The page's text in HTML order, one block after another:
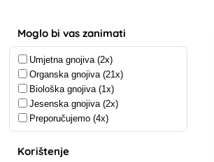
Moglo bi vas zanimati
Umjetna gnojiva (2x)
Organska gnojiva (21x)
Biološka gnojiva (1x)
Jesenska gnojiva (2x)
Preporučujemo (4x)
Korištenje